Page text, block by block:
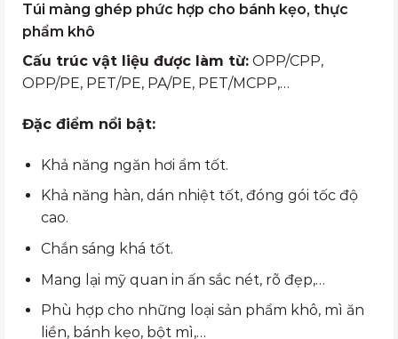
Túi màng ghép phức hợp cho bánh kẹo, thực
phẩm khô
Cấu trúc vật liệu được làm từ: OPP/CPP,
OPP/PE, PET/PE, PA/PE, PET/MCPP,…
Đặc điểm nổi bật:
Khả năng ngăn hơi ẩm tốt.
Khả năng hàn, dán nhiệt tốt, đóng gói tốc độ
cao.
Chắn sáng khá tốt.
Mang lại mỹ quan in ấn sắc nét, rõ đẹp,…
Phù hợp cho những loại sản phẩm khô, mì ăn
liền, bánh kẹo, bột mì,…